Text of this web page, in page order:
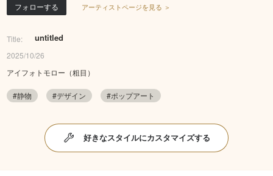
フォローする アーティストページを見る ＞
Title: untitled
2025/10/26
アイフォトモロー（粗目）
#静物 #デザイン #ポップアート
好きなスタイルにカスタマイズする